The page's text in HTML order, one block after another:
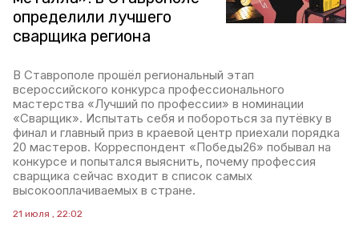
определили лучшего
сварщика региона
В Ставрополе прошёл региональный этап
всероссийского конкурса профессионального
мастерства «Лучший по профессии» в номинации
«Сварщик». Испытать себя и побороться за путёвку в
финал и главный приз в краевой центр приехали порядка
20 мастеров. Корреспондент «Победы26» побывал на
конкурсе и попытался выяснить, почему профессия
сварщика сейчас входит в список самых
высокооплачиваемых в стране.
21 июля , 22:02